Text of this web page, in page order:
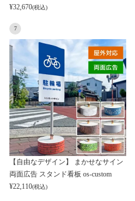
¥32,670(税込)
7
【自由なデザイン】 まかせなサイン
両面広告 スタンド看板 os-custom
¥22,110(税込)